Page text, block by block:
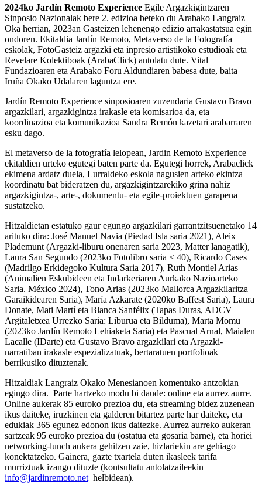
2024ko Jardín Remoto Experience Egile Argazkigintzaren
Sinposio Nazionalak bere 2. edizioa beteko du Arabako Langraiz
Oka herrian, 2023an Gasteizen lehenengo edizio arrakastatsua egin
ondoren. Ekitaldia Jardín Remoto, Metaverso de la Fotografía
eskolak, FotoGasteiz argazki eta inpresio artistikoko estudioak eta
Revelare Kolektiboak (ArabaClick) antolatu dute. Vital
Fundazioaren eta Arabako Foru Aldundiaren babesa dute, baita
Iruña Okako Udalaren laguntza ere.
Jardín Remoto Experience sinposioaren zuzendaria Gustavo Bravo
argazkilari, argazkigintza irakasle eta komisarioa da, eta
koordinazioa eta komunikazioa Sandra Remón kazetari arabarraren
esku dago.
El metaverso de la fotografía lelopean, Jardin Remoto Experience
ekitaldien urteko egutegi baten parte da. Egutegi horrek, Arabaclick
ekimena ardatz duela, Lurraldeko eskola nagusien arteko ekintza
koordinatu bat bideratzen du, argazkigintzarekiko grina nahiz
argazkigintza-, arte-, dokumentu- eta egile-proiektuen garapena
sustatzeko.
Hitzaldietan estatuko gaur egungo argazkilari garrantzitsuenetako 14
arituko dira: José Manuel Navia (Piedad Isla saria 2021), Aleix
Plademunt (Argazki-liburu onenaren saria 2023, Matter lanagatik),
Laura San Segundo (2023ko Fotolibro saria < 40), Ricardo Cases
(Madrilgo Erkidegoko Kultura Saria 2017), Ruth Montiel Arias
(Animalien Eskubideen eta Indarkeriaren Aurkako Nazioarteko
Saria. México 2024), Tono Arias (2023ko Mallorca Argazkilaritza
Garaikidearen Saria), María Azkarate (2020ko Baffest Saria), Laura
Donate, Mati Martí eta Blanca Sanfélix (Tapas Duras, ADCV
Argitaletxea Urrezko Saria: Liburua eta Bilduma), Marta Momu
(2023ko Jardín Remoto Lehiaketa Saria) eta Pascual Arnal, Maialen
Lacalle (IDarte) eta Gustavo Bravo argazkilari eta Argazki-
narratiban irakasle espezializatuak, bertaratuen portfolioak
berrikusiko dituztenak.
Hitzaldiak Langraiz Okako Menesianoen komentuko antzokian
egingo dira. Parte hartzeko modu bi daude: online eta aurrez aurre.
Online aukerak 85 euroko prezioa du, eta streaming bidez zuzenean
ikus daiteke, iruzkinen eta galderen bitartez parte har daiteke, eta
edukiak 365 egunez edonon ikus daitezke. Aurrez aurreko aukeran
sartzeak 95 euroko prezioa du (ostatua eta gosaria barne), eta horiei
networking-lunch aukera gehitzen zaie, hizlariekin are gehiago
konektatzeko. Gainera, gazte txartela duten ikasleek tarifa
murriztuak izango dituzte (kontsultatu antolatzaileekin
info@jardinremoto.net helbidean).